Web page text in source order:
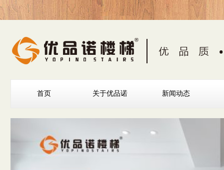
首页 关于优品诺 新闻动态